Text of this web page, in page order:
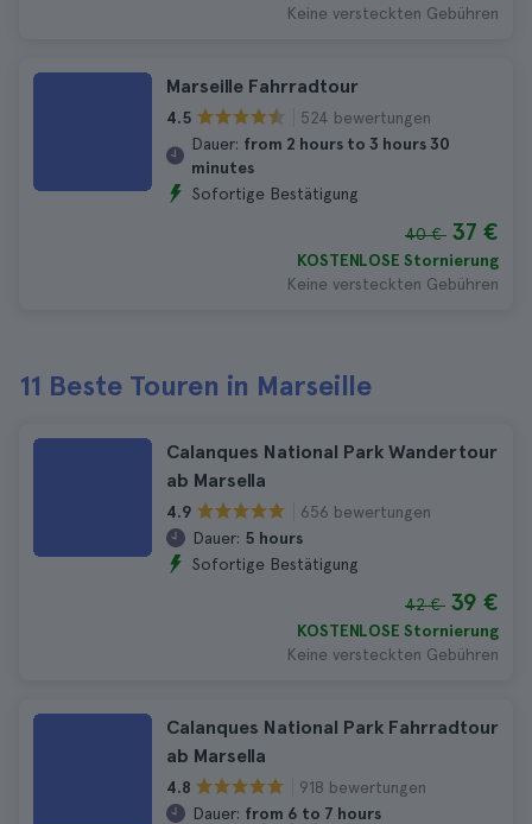
Keine versteckten Gebühren
Marseille Fahrradtour
4.5
524 bewertungen
Dauer: from 2 hours to 3 hours 30
minutes
Sofortige Bestätigung
40 € 37 €
KOSTENLOSE Stornierung
Keine versteckten Gebühren
11 Beste Touren in Marseille
Calanques National Park Wandertour
ab Marsella
4.9
656 bewertungen
Dauer: 5 hours
Sofortige Bestätigung
42 € 39 €
KOSTENLOSE Stornierung
Keine versteckten Gebühren
Calanques National Park Fahrradtour
ab Marsella
4.8
918 bewertungen
Dauer: from 6 to 7 hours